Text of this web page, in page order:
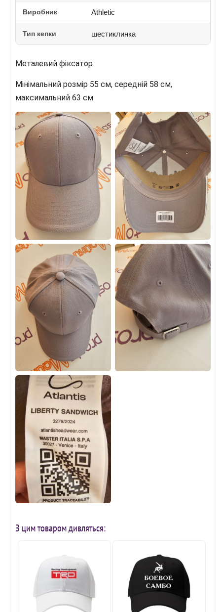
Виробник Athletic
Тип кепки шестиклинка
Металевий фіксатор
Мінімальний розмір 55 см, середній 58 см,
максимальний 63 см
З цим товаром дивляться: